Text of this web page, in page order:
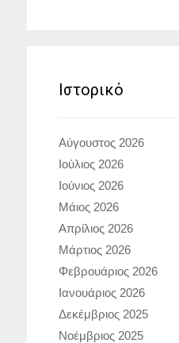
Ιστορικό
Αύγουστος 2026
Ιούλιος 2026
Ιούνιος 2026
Μάιος 2026
Απρίλιος 2026
Μάρτιος 2026
Φεβρουάριος 2026
Ιανουάριος 2026
Δεκέμβριος 2025
Νοέμβριος 2025